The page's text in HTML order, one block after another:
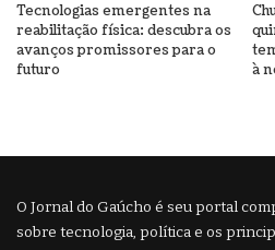
Tecnologias emergentes na
reabilitação física: descubra os
avanços promissores para o
futuro
à
O Jornal do Gaúcho é seu portal
sobre tecnologia, política e os